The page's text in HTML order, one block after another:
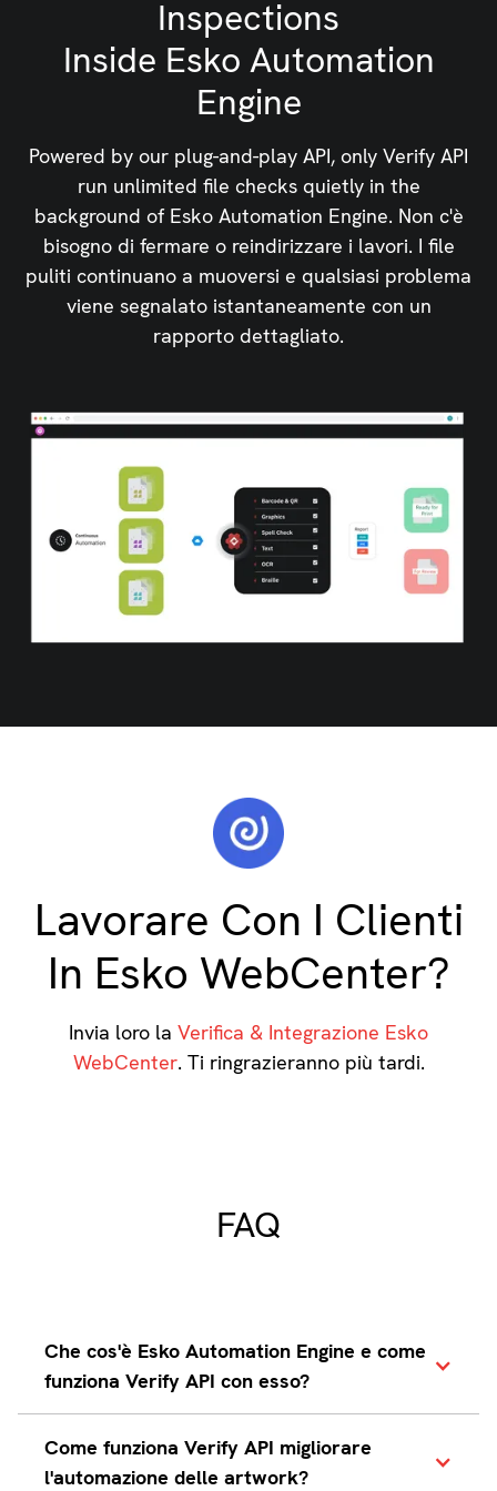
Inspections
Inside Esko Automation
Engine
Powered by our plug-and-play API, only Verify API
run unlimited file checks quietly in the
background of Esko Automation Engine. Non c'è
bisogno di fermare o reindirizzare i lavori. I file
puliti continuano a muoversi e qualsiasi problema
viene segnalato istantaneamente con un
rapporto dettagliato.
Lavorare Con I Clienti
In Esko WebCenter?
Invia loro la Verifica & Integrazione Esko
WebCenter. Ti ringrazieranno più tardi.
FAQ
Che cos'è Esko Automation Engine e come
funziona Verify API con esso?
Esko Automation Engine automatizza
le operazioni di prepressione come
Come funziona Verify API migliorare
l'automazione delle artwork?